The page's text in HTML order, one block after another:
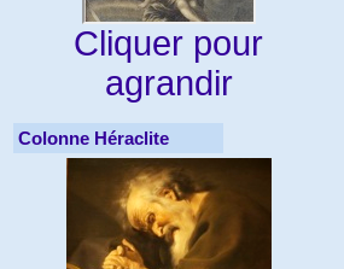
Cliquer pour
agrandir
Colonne Héraclite